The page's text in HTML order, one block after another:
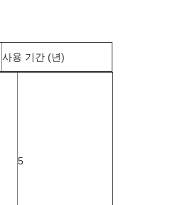
사용 기간 (년)
5